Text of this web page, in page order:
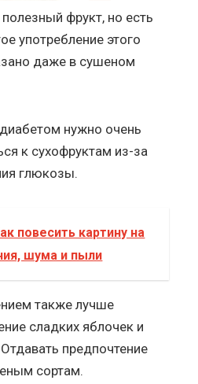
фрукт, но есть
употребление этого
даже в сушеном
нужно очень
к сухофруктам из-за
глюкозы.
повесить картину на
шума и пыли
также лучше
сладких яблочек и
предпочтение
сортам.